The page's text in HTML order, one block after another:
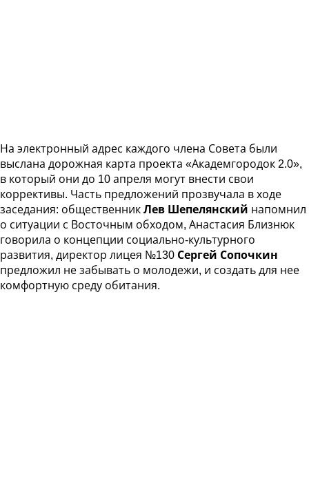
На электронный адрес каждого члена Совета были
выслана дорожная карта проекта «Академгородок 2.0»,
в который они до 10 апреля могут внести свои
коррективы. Часть предложений прозвучала в ходе
заседания: общественник Лев Шепелянский напомнил
о ситуации с Восточным обходом, Анастасия Близнюк
говорила о концепции социально-культурного
развития, директор лицея №130 Сергей Сопочкин
предложил не забывать о молодежи, и создать для нее
комфортную среду обитания.